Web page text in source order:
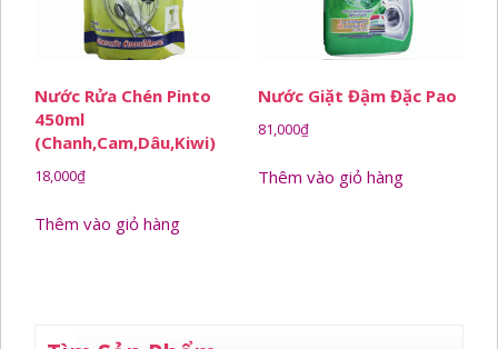
Nước Rửa Chén Pinto
450ml
(Chanh,Cam,Dâu,Kiwi)
18,000₫
Thêm vào giỏ hàng
Nước Giặt Đậm Đặc Pao
81,000₫
Thêm vào giỏ hàng